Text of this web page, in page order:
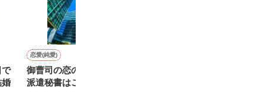
で
婚
恋愛(純愛)
御曹司の恋の行方～地味な
派遣秘書はご令嬢～